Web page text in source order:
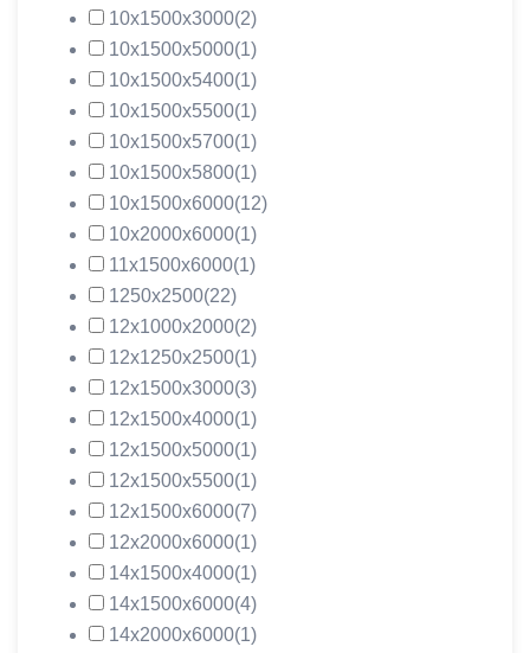
10х1500х3000(2)
10х1500х5000(1)
10х1500х5400(1)
10х1500х5500(1)
10х1500х5700(1)
10х1500х5800(1)
10х1500х6000(12)
10х2000х6000(1)
11х1500х6000(1)
1250х2500(22)
12х1000х2000(2)
12х1250х2500(1)
12х1500х3000(3)
12х1500х4000(1)
12х1500х5000(1)
12х1500х5500(1)
12х1500х6000(7)
12х2000х6000(1)
14х1500х4000(1)
14х1500х6000(4)
14х2000х6000(1)